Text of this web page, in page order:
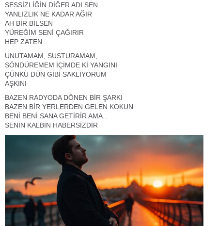
SESSİZLİĞİN DİĞER ADI SEN
YANLIZLIK NE KADAR AĞIR
AH BİR BİLSEN
YÜREĞİM SENİ ÇAĞIRIR
HEP ZATEN
UNUTAMAM, SUSTURAMAM,
SÖNDÜREMEM İÇİMDE Kİ YANGINI
ÇÜNKÜ DÜN GİBİ SAKLIYORUM
AŞKINI
BAZEN RADYODA DÖNEN BİR ŞARKI
BAZEN BİR YERLERDEN GELEN KOKUN
BENİ BENİ SANA GETİRİR AMA...
SENİN KALBİN HABERSİZDİR